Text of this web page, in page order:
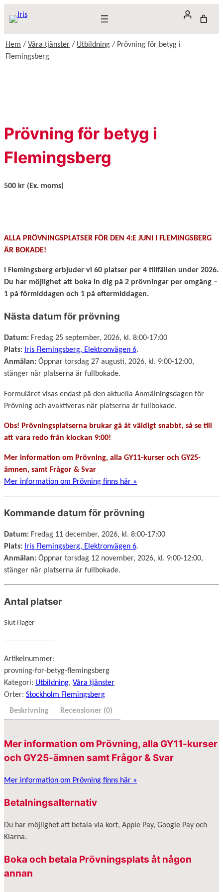
till
innehåll
Hem / Våra tjänster / Utbildning / Prövning för betyg i
Flemingsberg
Prövning för betyg i
Flemingsberg
500 kr (Ex. moms)
ALLA PRÖVNINGSPLATSER FÖR DEN 4:E JUNI I FLEMINGSBERG
ÄR BOKADE!
I Flemingsberg erbjuder vi 60 platser per 4 tillfällen under 2026.
Du har möjlighet att boka in dig på 2 prövningar per omgång –
1 på förmiddagen och 1 på eftermiddagen.
Nästa datum för prövning
Datum: Fredag 25 september, 2026, kl. 8:00-17:00
Plats: Iris Flemingsberg, Elektronvägen 6.
Anmälan: Öppnar torsdag 27 augusti, 2026, kl. 9:00-12:00,
stänger när platserna är fullbokade.
Formuläret visas endast på den aktuella Anmälningsdagen för
Prövning och avaktiveras när platserna är fullbokade.
Obs! Prövningsplatserna brukar gå åt väldigt snabbt, så se till
att vara redo från klockan 9:00!
Mer information om Prövning, alla GY11-kurser och GY25-
ämnen, samt Frågor & Svar
Mer information om Prövning finns här »
Kommande datum för prövning
Datum: Fredag 11 december, 2026, kl. 8:00-17:00
Plats: Iris Flemingsberg, Elektronvägen 6.
Anmälan: Öppnar torsdag 12 november, 2026, kl. 9:00-12:00,
stänger när platserna är fullbokade.
Antal platser
Slut i lager
Artikelnummer:
provning-for-betyg-flemingsberg
Kategori: Utbildning, Våra tjänster
Orter: Stockholm Flemingsberg
Beskrivning Recensioner (0)
Mer information om Prövning, alla GY11-kurser
och GY25-ämnen samt Frågor & Svar
Mer information om Prövning finns här »
Betalningsalternativ
Du har möjlighet att betala via kort, Apple Pay, Google Pay och
Klarna.
Boka och betala Prövningsplats åt någon
annan